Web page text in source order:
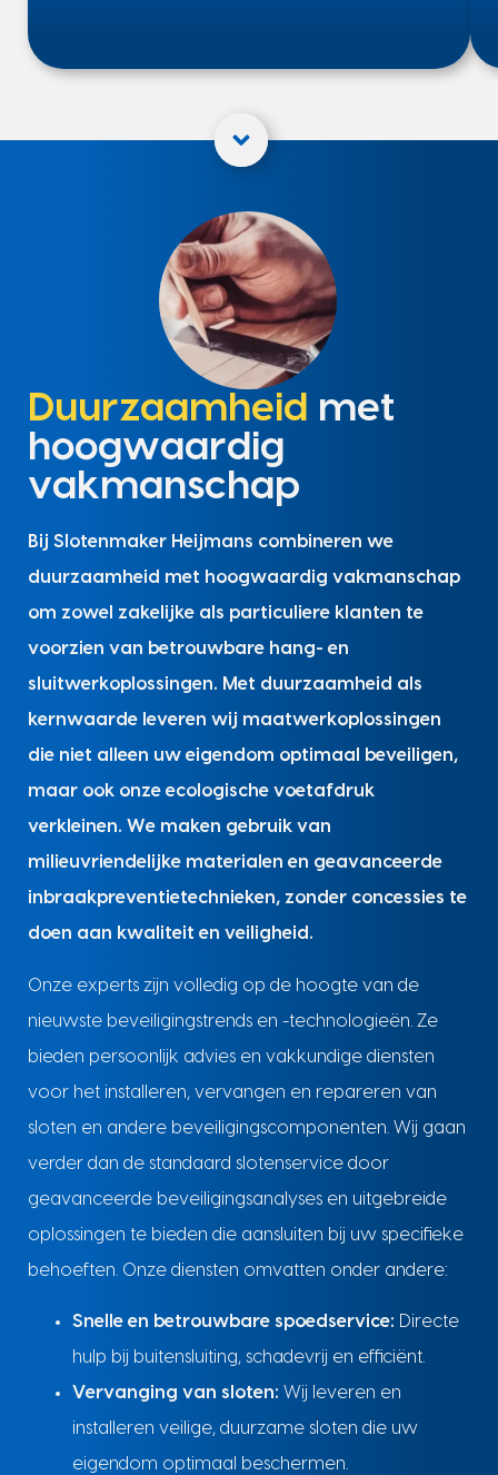
Duurzaamheid met
hoogwaardig
vakmanschap
Bij Slotenmaker Heijmans combineren we
duurzaamheid met hoogwaardig vakmanschap
om zowel zakelijke als particuliere klanten te
voorzien van betrouwbare hang- en
sluitwerkoplossingen. Met duurzaamheid als
kernwaarde leveren wij maatwerkoplossingen
die niet alleen uw eigendom optimaal beveiligen,
maar ook onze ecologische voetafdruk
verkleinen. We maken gebruik van
milieuvriendelijke materialen en geavanceerde
inbraakpreventietechnieken, zonder concessies te
doen aan kwaliteit en veiligheid.
Onze experts zijn volledig op de hoogte van de
nieuwste beveiligingstrends en -technologieën. Ze
bieden persoonlijk advies en vakkundige diensten
voor het installeren, vervangen en repareren van
sloten en andere beveiligingscomponenten. Wij gaan
verder dan de standaard slotenservice door
geavanceerde beveiligingsanalyses en uitgebreide
oplossingen te bieden die aansluiten bij uw specifieke
behoeften. Onze diensten omvatten onder andere:
Snelle en betrouwbare spoedservice: Directe
hulp bij buitensluiting, schadevrij en efficiënt.
Vervanging van sloten: Wij leveren en
installeren veilige, duurzame sloten die uw
eigendom optimaal beschermen.